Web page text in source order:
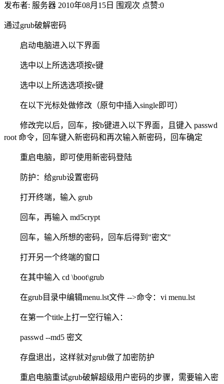
发布者: 服务器 2010年08月15日 围观次 点赞:0
通过grub破解密码
启动电脑进入以下界面
选中以上所选选项按e键
选中以上所选选项按e键
在以下光标处做修改（原句中插入single即可）
修改完以后，回车，按b键进入以下界面，且键入 passwd
root 命令，回车键入新密码和再次输入新密码，回车确定
重启电脑，即可使用新密码登陆
防护：给grub设置密码
打开终端，输入 grub
回车，再输入 md5crypt
回车，输入所想的密码，回车后得到"密文"
打开另一个终端的窗口
在其中输入 cd \boot\grub
在grub目录中编辑menu.lst文件 -->命令：vi menu.lst
在第一个title上打一空行输入：
passwd --md5 密文
存盘退出，这样就对grub做了加密防护
重启电脑重试grub破解超级用户密码的步骤，需要输入密